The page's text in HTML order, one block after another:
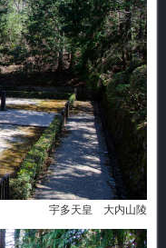
宇多天皇 大内山陵